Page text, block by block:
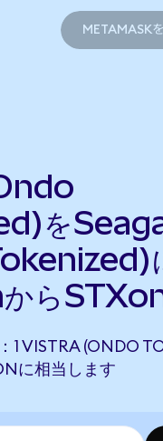
METAMASK
を
らSTXon
1 VISTRA (ONDO
に相当します